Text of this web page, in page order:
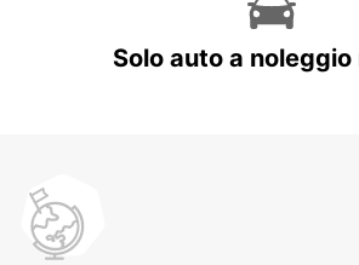
Solo auto a noleggio